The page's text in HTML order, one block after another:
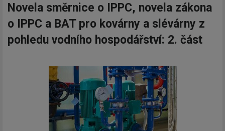
Novela směrnice o IPPC, novela zákona
o IPPC a BAT pro kovárny a slévárny z
pohledu vodního hospodářství: 2. část